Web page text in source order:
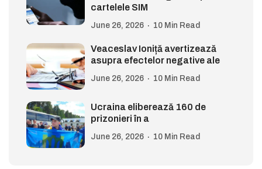
cartelele SIM
June 26, 2026 10 Min Read
Veaceslav Ioniță avertizează
asupra efectelor negative ale
June 26, 2026 10 Min Read
Ucraina eliberează 160 de
prizonieri în a
June 26, 2026 10 Min Read